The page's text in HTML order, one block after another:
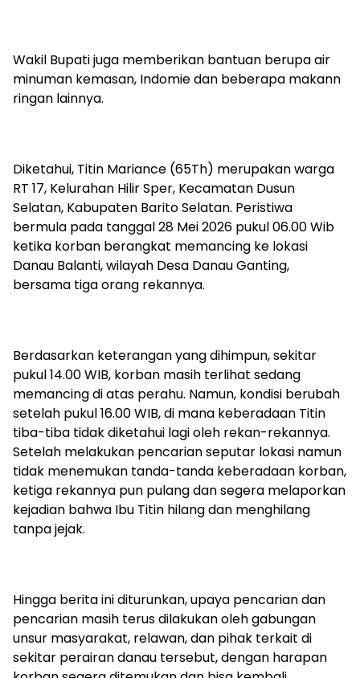
‎Wakil Bupati juga memberikan bantuan berupa air
minuman kemasan, Indomie dan beberapa makann
ringan lainnya.
‎Diketahui, Titin Mariance (65Th) merupakan warga
RT 17, Kelurahan Hilir Sper, Kecamatan Dusun
Selatan, Kabupaten Barito Selatan. Peristiwa
bermula pada tanggal 28 Mei 2026 pukul 06.00 Wib
ketika korban berangkat memancing ke lokasi
Danau Balanti, wilayah Desa Danau Ganting,
bersama tiga orang rekannya.
‎Berdasarkan keterangan yang dihimpun, sekitar
pukul 14.00 WIB, korban masih terlihat sedang
memancing di atas perahu. Namun, kondisi berubah
setelah pukul 16.00 WIB, di mana keberadaan Titin
tiba-tiba tidak diketahui lagi oleh rekan-rekannya.
Setelah melakukan pencarian seputar lokasi namun
tidak menemukan tanda-tanda keberadaan korban,
ketiga rekannya pun pulang dan segera melaporkan
kejadian bahwa Ibu Titin hilang dan menghilang
tanpa jejak.
‎Hingga berita ini diturunkan, upaya pencarian dan
pencarian masih terus dilakukan oleh gabungan
unsur masyarakat, relawan, dan pihak terkait di
sekitar perairan danau tersebut, dengan harapan